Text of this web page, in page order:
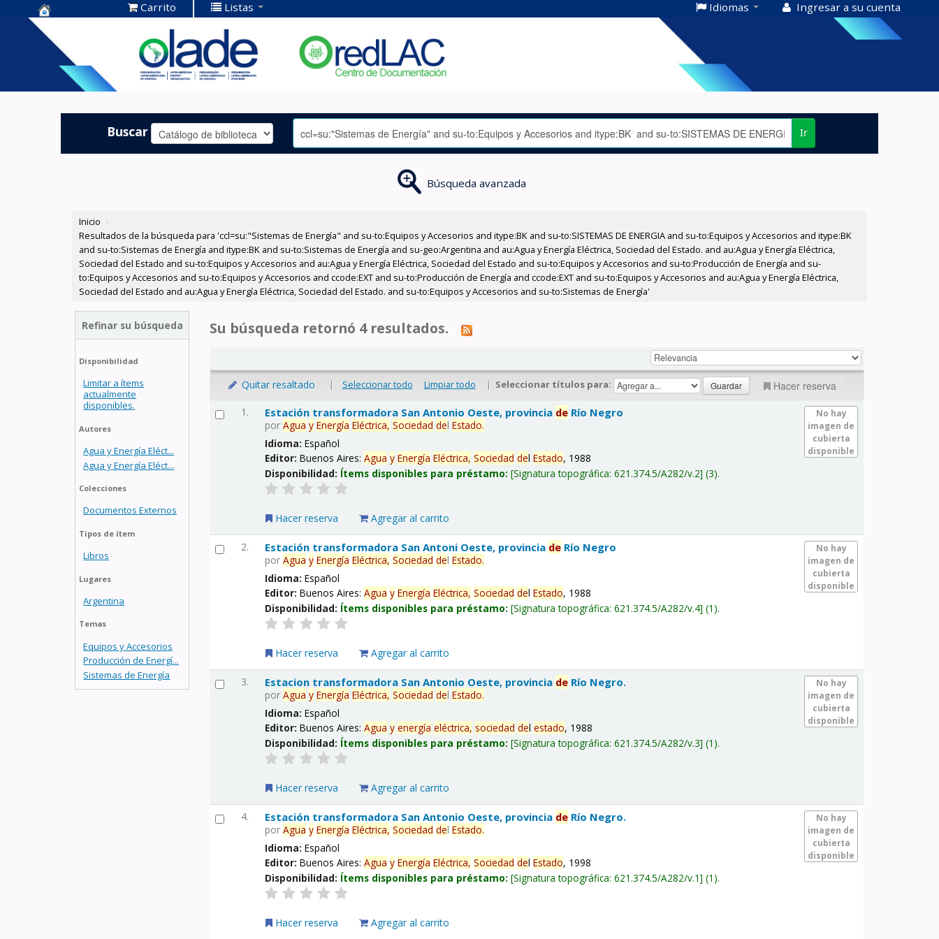
Centro de
Documentación
OLADE -
Carrito Listas Idiomas Ingresar a su cuenta
Buscar Ir
Búsqueda avanzada
Inicio ›
Resultados de la búsqueda para 'ccl=su:"Sistemas de Energía" and su-to:Equipos y Accesorios and itype:BK and su-to:SISTEMAS DE ENERGIA and su-to:Equipos y Accesorios and itype:BK
and su-to:Sistemas de Energía and itype:BK and su-to:Sistemas de Energía and su-geo:Argentina and au:Agua y Energía Eléctrica, Sociedad del Estado. and au:Agua y Energía Eléctrica,
Sociedad del Estado and su-to:Equipos y Accesorios and au:Agua y Energía Eléctrica, Sociedad del Estado and su-to:Equipos y Accesorios and su-to:Producción de Energía and su-
to:Equipos y Accesorios and su-to:Equipos y Accesorios and ccode:EXT and su-to:Producción de Energía and ccode:EXT and su-to:Equipos y Accesorios and au:Agua y Energía Eléctrica,
Sociedad del Estado and au:Agua y Energía Eléctrica, Sociedad del Estado. and su-to:Equipos y Accesorios and su-to:Sistemas de Energía'
Refinar su búsqueda
Disponibilidad
Limitar a ítems
actualmente
disponibles.
Autores
Agua y Energía Eléct...
Agua y Energía Eléct...
Colecciones
Documentos Externos
Tipos de ítem
Libros
Lugares
Argentina
Temas
Equipos y Accesorios
Producción de Energí...
Sistemas de Energía
Su búsqueda retornó 4 resultados.
Quitar resaltado | Seleccionar todo Limpiar todo | Seleccionar títulos para: Hacer reserva
1.
No hay
imagen de
cubierta
disponible
Estación transformadora San Antonio Oeste, provincia de Río Negro
porAgua y Energía Eléctrica, Sociedad delEstado.
Idioma:Español
Editor:Buenos Aires:Agua y Energía Eléctrica, Sociedad delEstado, 1988
Disponibilidad: Ítems disponibles para préstamo: Signatura topográfica:621.374.5/A282/v.2 (3).
Hacer reserva Agregar al carrito
2.
No hay
imagen de
cubierta
disponible
Estación transformadora San Antoni Oeste, provincia de Río Negro
porAgua y Energía Eléctrica, Sociedad delEstado.
Idioma:Español
Editor:Buenos Aires:Agua y Energía Eléctrica, Sociedad delEstado, 1988
Disponibilidad: Ítems disponibles para préstamo: Signatura topográfica:621.374.5/A282/v.4 (1).
Hacer reserva Agregar al carrito
3.
No hay
imagen de
cubierta
disponible
Estacion transformadora San Antonio Oeste, provincia de Río Negro.
porAgua y Energía Eléctrica, Sociedad delEstado.
Idioma:Español
Editor:Buenos Aires:Agua y energía eléctrica, sociedad delestado, 1988
Disponibilidad: Ítems disponibles para préstamo: Signatura topográfica:621.374.5/A282/v.3 (1).
Hacer reserva Agregar al carrito
4.
No hay
imagen de
cubierta
disponible
Estación transformadora San Antonio Oeste, provincia de Río Negro.
porAgua y Energía Eléctrica, Sociedad delEstado.
Idioma:Español
Editor:Buenos Aires:Agua y Energía Eléctrica, Sociedad delEstado, 1998
Disponibilidad: Ítems disponibles para préstamo: Signatura topográfica:621.374.5/A282/v.1 (1).
Hacer reserva Agregar al carrito